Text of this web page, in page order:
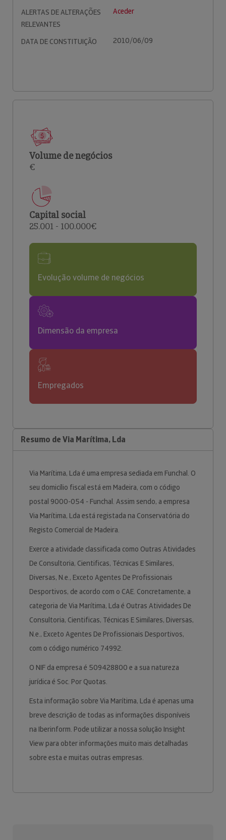
ALERTAS DE ALTERAÇÕES
RELEVANTES
Aceder
DATA DE CONSTITUIÇÃO 2010/06/09
Volume de negócios
€
Capital social
25.001 - 100.000€
Evolução volume de negócios
Dimensão da empresa
Empregados
Resumo de Via Marítima, Lda
Via Marítima, Lda é uma empresa sediada em Funchal. O
seu domicílio fiscal está em Madeira, com o código
postal 9000-054 - Funchal. Assim sendo, a empresa
Via Marítima, Lda está registada na Conservatória do
Registo Comercial de Madeira.
Exerce a atividade classificada como Outras Atividades
De Consultoria, Cientificas, Técnicas E Similares,
Diversas, N.e., Exceto Agentes De Profissionais
Desportivos, de acordo com o CAE. Concretamente, a
categoria de Via Marítima, Lda é Outras Atividades De
Consultoria, Cientificas, Técnicas E Similares, Diversas,
N.e., Exceto Agentes De Profissionais Desportivos,
com o código numérico 74992.
O NIF da empresa é 509428800 e a sua natureza
jurídica é Soc. Por Quotas.
Esta informação sobre Via Marítima, Lda é apenas uma
breve descrição de todas as informações disponíveis
na Iberinform. Pode utilizar a nossa solução Insight
View para obter informações muito mais detalhadas
sobre esta e muitas outras empresas.